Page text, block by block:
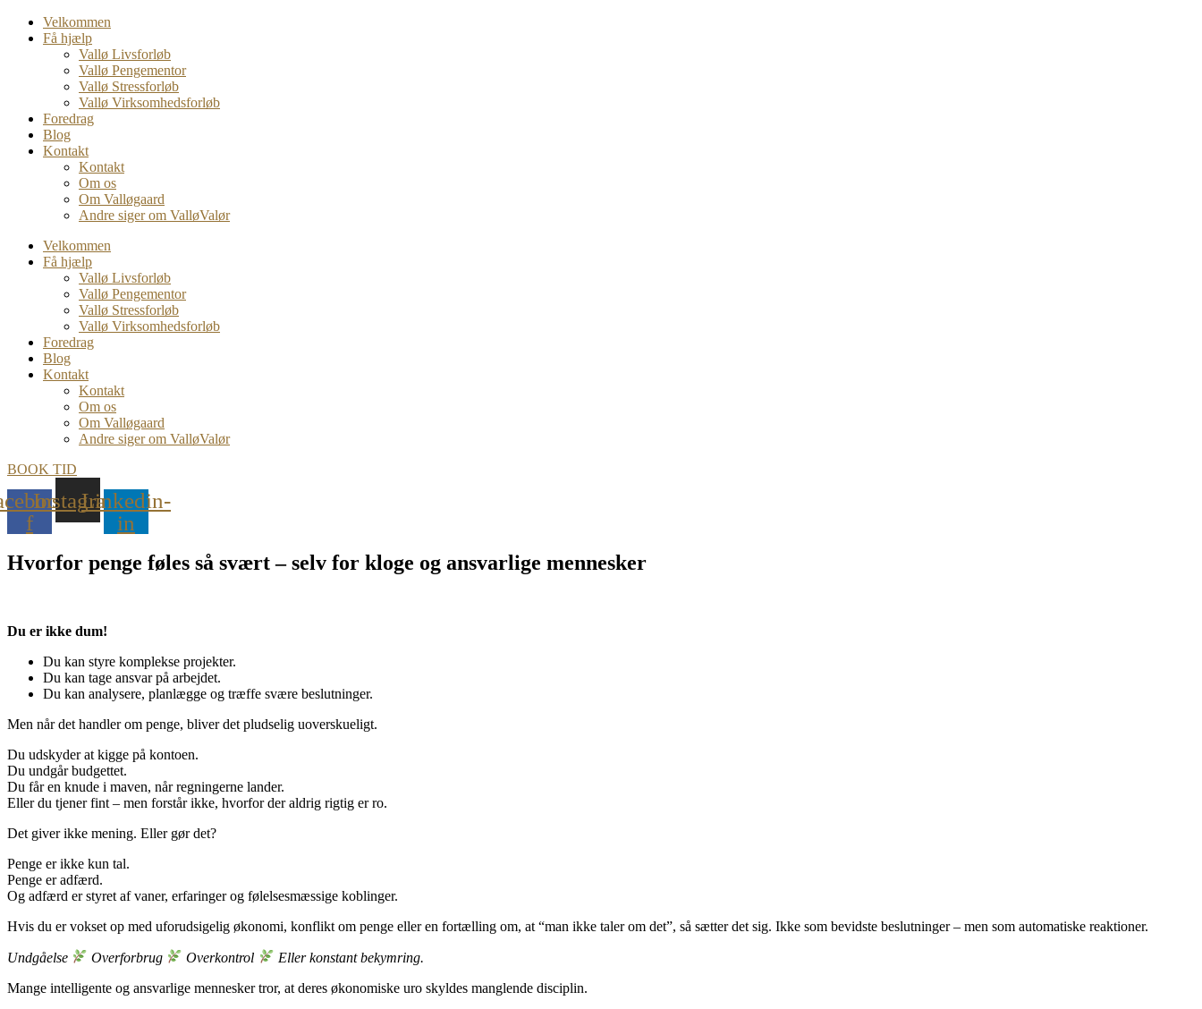
Velkommen
Få hjælp
Vallø Livsforløb
Vallø Pengementor
Vallø Stressforløb
Vallø Virksomhedsforløb
Foredrag
Blog
Kontakt
Kontakt
Om os
Om Valløgaard
Andre siger om ValløValør
Velkommen
Få hjælp
Vallø Livsforløb
Vallø Pengementor
Vallø Stressforløb
Vallø Virksomhedsforløb
Foredrag
Blog
Kontakt
Kontakt
Om os
Om Valløgaard
Andre siger om ValløValør
BOOK TID
f
InstagramLinkedin-
in
Hvorfor penge føles så svært – selv for kloge og ansvarlige mennesker
Du er ikke dum!
Du kan styre komplekse projekter.
Du kan tage ansvar på arbejdet.
Du kan analysere, planlægge og træffe svære beslutninger.
Men når det handler om penge, bliver det pludselig uoverskueligt.
Du udskyder at kigge på kontoen.
Du undgår budgettet.
Du får en knude i maven, når regningerne lander.
Eller du tjener fint – men forstår ikke, hvorfor der aldrig rigtig er ro.
Det giver ikke mening. Eller gør det?
Penge er ikke kun tal.
Penge er adfærd.
Og adfærd er styret af vaner, erfaringer og følelsesmæssige koblinger.
Hvis du er vokset op med uforudsigelig økonomi, konflikt om penge eller en fortælling om, at “man ikke taler om det”, så sætter det sig. Ikke som bevidste beslutninger – men som automatiske reaktioner.
Undgåelse Overforbrug Overkontrol
Eller konstant bekymring.
Mange intelligente og ansvarlige mennesker tror, at deres økonomiske uro skyldes manglende disciplin.